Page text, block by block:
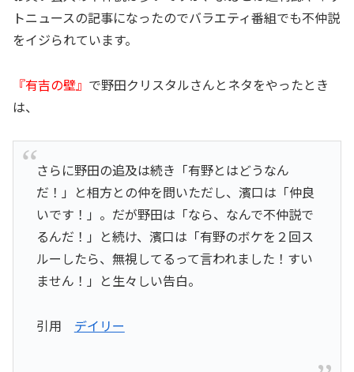
トニュースの記事になったのでバラエティ番組でも不仲説
をイジられています。
『有吉の壁』 で野田クリスタルさんとネタをやったとき
は、
さらに野田の追及は続き「有野とはどうなん
だ！」と相方との仲を問いただし、濱口は「仲良
いです！」。だが野田は「なら、なんで不仲説で
るんだ！」と続け、濱口は「有野のボケを２回ス
ルーしたら、無視してるって言われました！すい
ません！」と生々しい告白。
引用 デイリー